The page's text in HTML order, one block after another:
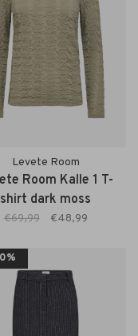
Levete Room
Room Kalle 1 T-
shirt dark moss
€69,99 €48,99